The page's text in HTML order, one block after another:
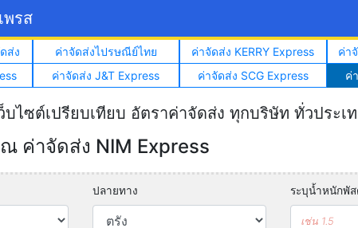
พรส
ส่ง ค่าจัดส่งไปรษณีย์ไทย ค่าจัดส่ง KERRY Express
ค่า
ค่าจัดส่ง J&T Express ค่าจัดส่ง SCG Express ค่
บไซต์เปรียบเทียบ อัตราค่าจัดส่ง ทุกบริษัท ทั่วประเ
ค่าจัดส่ง NIM Express
ปลายทาง ระบุน้ำหนักพั